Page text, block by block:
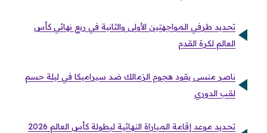
تحديد طرفي المواجهتين الأولى والثانية في ربع نهائي كأس
العالم لكرة القدم
ناصر منسى يقود هجوم الزمالك ضد سيراميكا في ليلة حسم
لقب الدوري
تحديد موعد إقامة المباراة النهائية لبطولة كأس العالم 2026